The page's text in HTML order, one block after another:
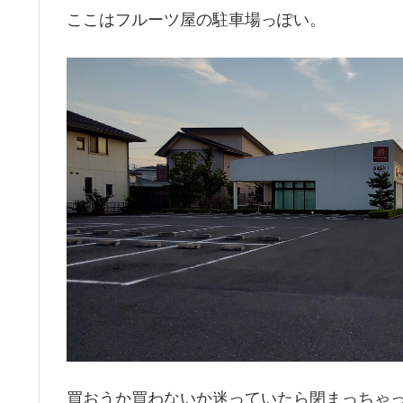
ここはフルーツ屋の駐車場っぽい。
買おうか買わないか迷っていたら閉まっちゃ